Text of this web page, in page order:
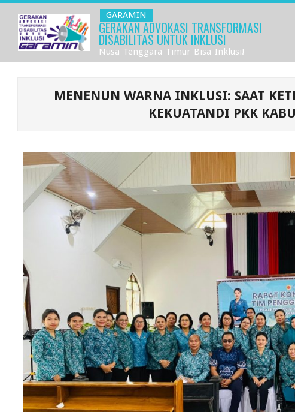
GARAMIN
GERAKAN ADVOKASI TRANSFORMASI
DISABILITAS UNTUK INKLUSI
Nusa Tenggara Timur Bisa Inklusi!
MENENUN WARNA INKLUSI: SAAT
KEKUATANDI PKK